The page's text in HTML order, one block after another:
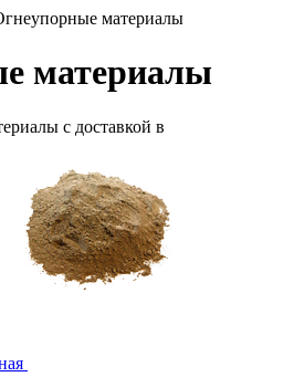
материалы
материалы
с доставкой в